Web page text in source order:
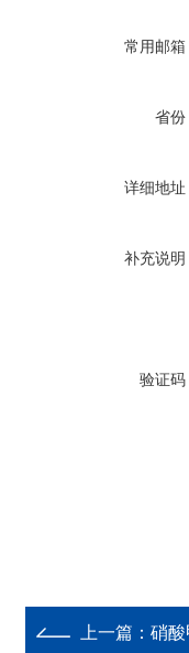
常用邮箱
省份
详细地址
补充说明
验证码
上一篇： 硝